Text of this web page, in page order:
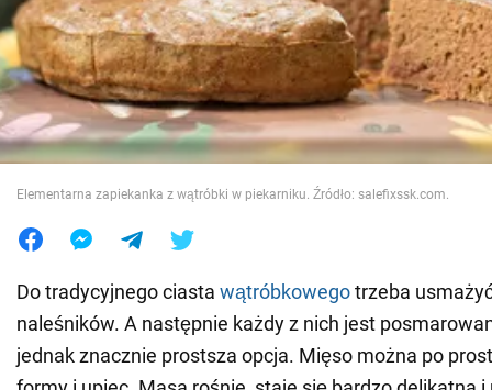
Wojna na Ukrainie
Świat
Jedzenie
Elementarna zapiekanka z wątróbki w piekarniku. Źródło: salefixssk.com.
Do tradycyjnego ciasta wątróbkowegotrzeba
naleśników. A następnie każdy z nich jest
jednak znacznie prostsza opcja. Mięso można po